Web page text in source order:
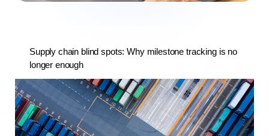
Supply chain blind spots: Why milestone tracking is no
longer enough